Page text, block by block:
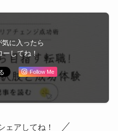
気に入ったら
ーしてね！
Follow Me
ェアしてね！